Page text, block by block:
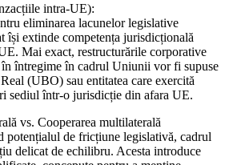
intra-UE):
eliminarea lacunelor legislative
își extinde competența jurisdicțională
Mai exact, restructurările corporative
întregime în cadrul Uniunii vor fi supuse
(UBO) sau entitatea care exercită
sediul într-o jurisdicție din afara UE.
vs. Cooperarea multilaterală
potențialul de fricțiune legislativă, cadrul
delicat de echilibru. Acesta introduce